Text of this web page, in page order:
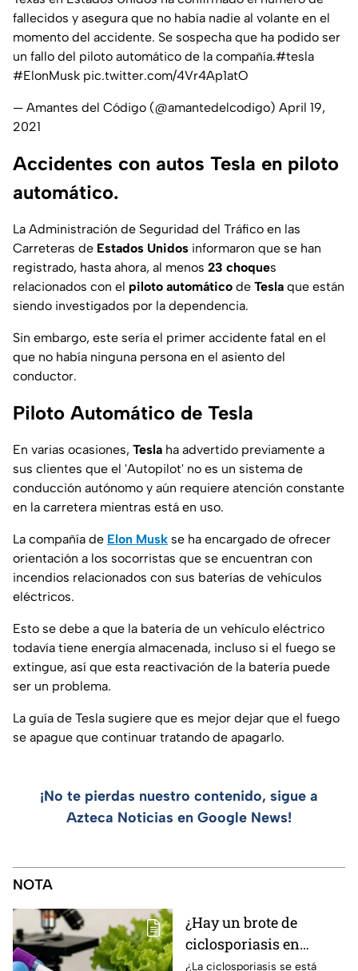
fallecidos y asegura que no había nadie al volante en el
momento del accidente. Se sospecha que ha podido ser
un fallo del piloto automático de la compañía.#tesla
#ElonMusk pic.twitter.com/4Vr4Ap1atO
— Amantes del Código (@amantedelcodigo) April 19,
2021
Accidentes con autos Tesla en piloto
automático.
La Administración de Seguridad del Tráfico en las
Carreteras de Estados Unidos informaron que se han
registrado, hasta ahora, al menos 23 choques
relacionados con el piloto automático de Tesla que están
siendo investigados por la dependencia.
Sin embargo, este sería el primer accidente fatal en el
que no había ninguna persona en el asiento del
conductor.
Piloto Automático de Tesla
En varias ocasiones, Tesla ha advertido previamente a
sus clientes que el 'Autopilot' no es un sistema de
conducción autónomo y aún requiere atención constante
en la carretera mientras está en uso.
La compañía de Elon Musk se ha encargado de ofrecer
orientación a los socorristas que se encuentran con
incendios relacionados con sus baterías de vehículos
eléctricos.
Esto se debe a que la batería de un vehículo eléctrico
todavía tiene energía almacenada, incluso si el fuego se
extingue, así que esta reactivación de la batería puede
ser un problema.
La guía de Tesla sugiere que es mejor dejar que el fuego
se apague que continuar tratando de apagarlo.
¡No te pierdas nuestro contenido, sigue a
Azteca Noticias en Google News!
NOTA
¿Hay un brote de
ciclosporiasis en
México? Salud rompe
¿La ciclosporiasis se está